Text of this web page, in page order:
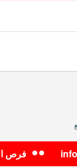
فرص